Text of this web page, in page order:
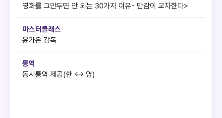
영화를 그만두면 안 되는 30가지 이유- 만감이 교차한다>
마스터클래스
윤가은 감독
통역
동시통역 제공(한 ↔ 영)